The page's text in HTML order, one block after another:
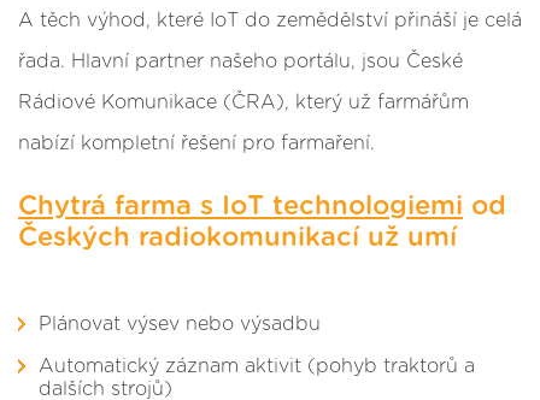
A těch výhod, které IoT do zemědělství přináší je celá
řada. Hlavní partner našeho portálu, jsou České
Rádiové Komunikace (ČRA), který už farmářům
nabízí kompletní řešení pro farmaření.
Chytrá farma s IoT technologiemi od
Českých radiokomunikací už umí
Plánovat výsev nebo výsadbu
Automatický záznam aktivit (pohyb traktorů a
dalších strojů)